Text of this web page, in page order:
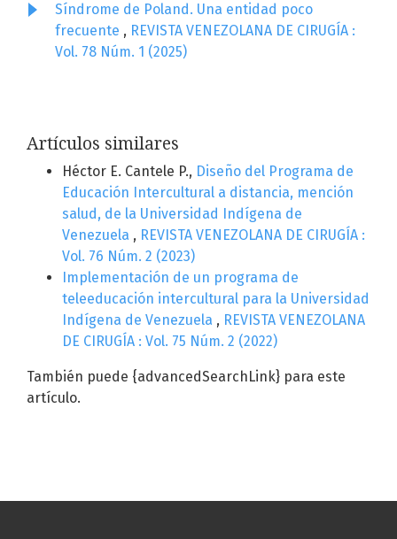
Síndrome de Poland. Una entidad poco
frecuente , REVISTA VENEZOLANA DE CIRUGÍA :
Vol. 78 Núm. 1 (2025)
Artículos similares
Héctor E. Cantele P., Diseño del Programa de
Educación Intercultural a distancia, mención
salud, de la Universidad Indígena de
Venezuela , REVISTA VENEZOLANA DE CIRUGÍA :
Vol. 76 Núm. 2 (2023)
Implementación de un programa de
teleeducación intercultural para la Universidad
Indígena de Venezuela , REVISTA VENEZOLANA
DE CIRUGÍA : Vol. 75 Núm. 2 (2022)
También puede {advancedSearchLink} para este
artículo.